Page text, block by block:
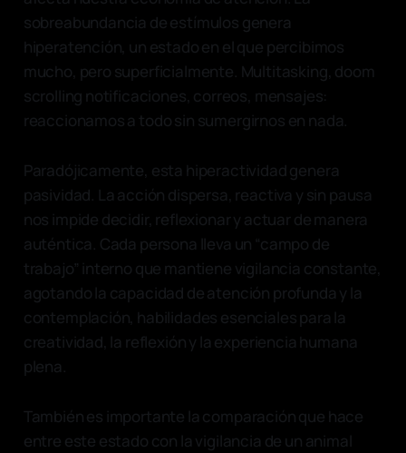
sobreabundancia de estímulos genera
hiperatención, un estado en el que percibimos
mucho, pero superficialmente. Multitasking, doom
scrolling notificaciones, correos, mensajes:
reaccionamos a todo sin sumergirnos en nada.
Paradójicamente, esta hiperactividad genera
pasividad. La acción dispersa, reactiva y sin pausa
nos impide decidir, reflexionar y actuar de manera
auténtica. Cada persona lleva un “campo de
trabajo” interno que mantiene vigilancia constante,
agotando la capacidad de atención profunda y la
contemplación, habilidades esenciales para la
creatividad, la reflexión y la experiencia humana
plena.
También es importante la comparación que hace
entre este estado con la vigilancia de un animal